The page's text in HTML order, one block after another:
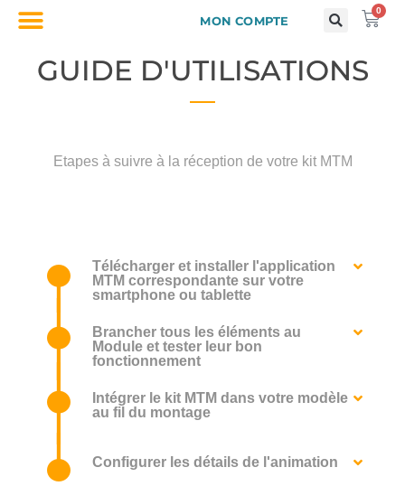
MON COMPTE
0
GUIDE D'UTILISATIONS
Etapes à suivre à la réception de votre kit MTM
Télécharger et installer l'application
MTM correspondante sur votre
smartphone ou tablette
Brancher tous les éléments au
Module et tester leur bon
fonctionnement
Intégrer le kit MTM dans votre modèle
au fil du montage
Configurer les détails de l'animation